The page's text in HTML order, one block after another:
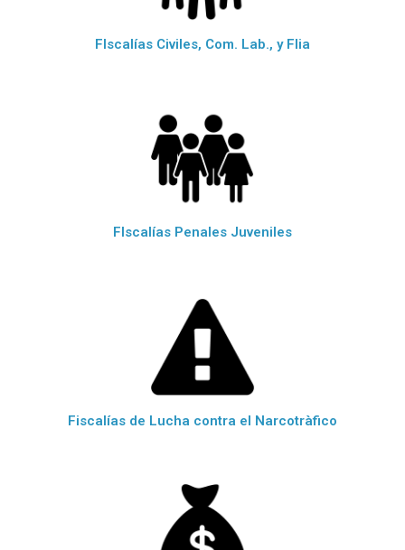
FIscalías Civiles, Com. Lab., y Flia
FIscalías Penales Juveniles
Fiscalías de Lucha contra el Narcotràfico